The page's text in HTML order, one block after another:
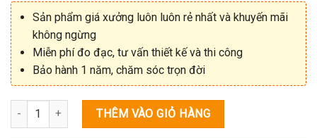
Sản phẩm giá xưởng luôn luôn rẻ nhất và khuyến mãi
không ngừng
Miễn phí đo đạc, tư vấn thiết kế và thi công
Bảo hành 1 năm, chăm sóc trọn đời
Số lượng THÊM VÀO GIỎ HÀNG